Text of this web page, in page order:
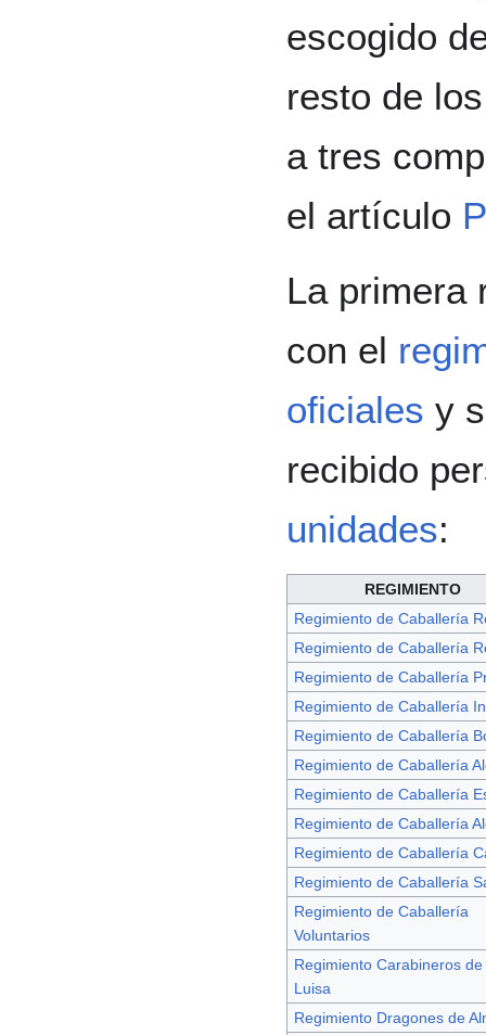
escogido
resto de
a tres
el artículo
La primera
con el
oficiales y
recibido
unidades:
REGIMIENTO
Regimiento de Caballería
Regimiento de Caballería
Regimiento de Caballería
Regimiento de Caballería
Regimiento de Caballería
Regimiento de Caballería
Regimiento de Caballería
Regimiento de Caballería
Regimiento de Caballería
Regimiento de Caballería
Regimiento de Caballería
Voluntarios
Regimiento Carabineros
Luisa
Regimiento Dragones de